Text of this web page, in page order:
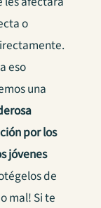
o
eso
una
por los
jóvenes
de
mal! Si te